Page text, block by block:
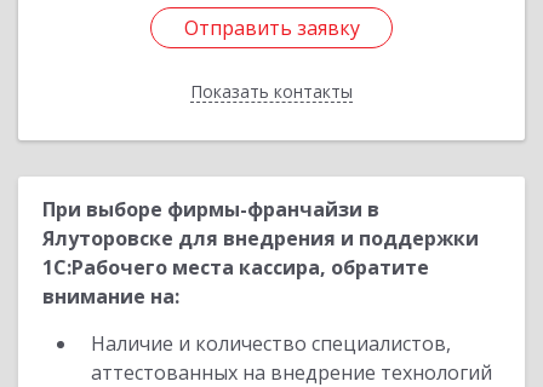
Отправить заявку
Показать контакты
Отправить заявку
Назад
При выборе фирмы-франчайзи в
Ялуторовске для внедрения и поддержки
1С:Рабочего места кассира, обратите
внимание на:
Наличие и количество специалистов,
аттестованных на внедрение технологий